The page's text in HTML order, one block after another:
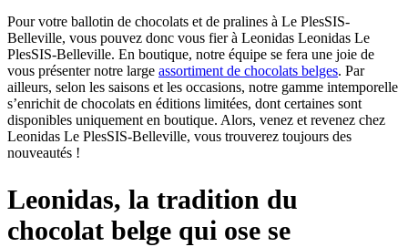
Pour votre ballotin de chocolats et de pralines à Le PlesSIS-
Belleville, vous pouvez donc vous fier à Leonidas Leonidas Le
PlesSIS-Belleville. En boutique, notre équipe se fera une joie de
vous présenter notre large assortiment de chocolats belges. Par
ailleurs, selon les saisons et les occasions, notre gamme intemporelle
s’enrichit de chocolats en éditions limitées, dont certaines sont
disponibles uniquement en boutique. Alors, venez et revenez chez
Leonidas Le PlesSIS-Belleville, vous trouverez toujours des
nouveautés !
Leonidas, la tradition du
chocolat belge qui ose se